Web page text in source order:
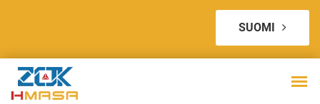
SUOMI